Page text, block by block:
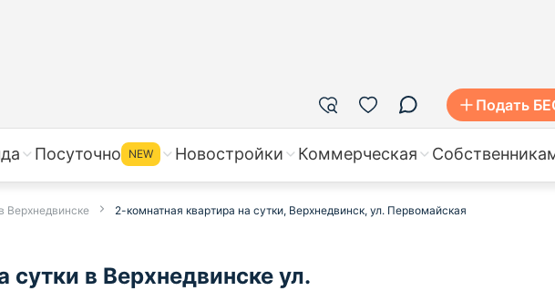
Подать
Посуточно NEW Новостройки Коммерческая
Верхнедвинске 2-комнатная квартира на сутки, Верхнедвинск, ул. Первомайская
в Верхнедвинске ул.